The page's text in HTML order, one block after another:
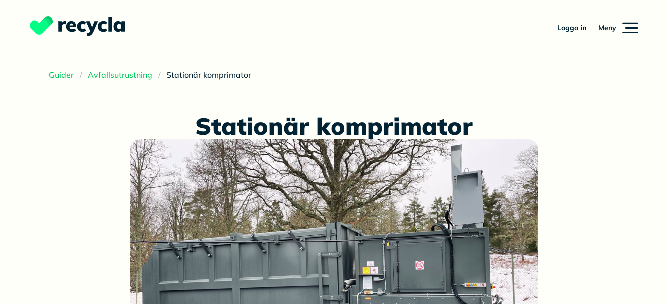
Logga in Meny
Guider Avfallsutrustning Stationär komprimator
Stationär komprimator